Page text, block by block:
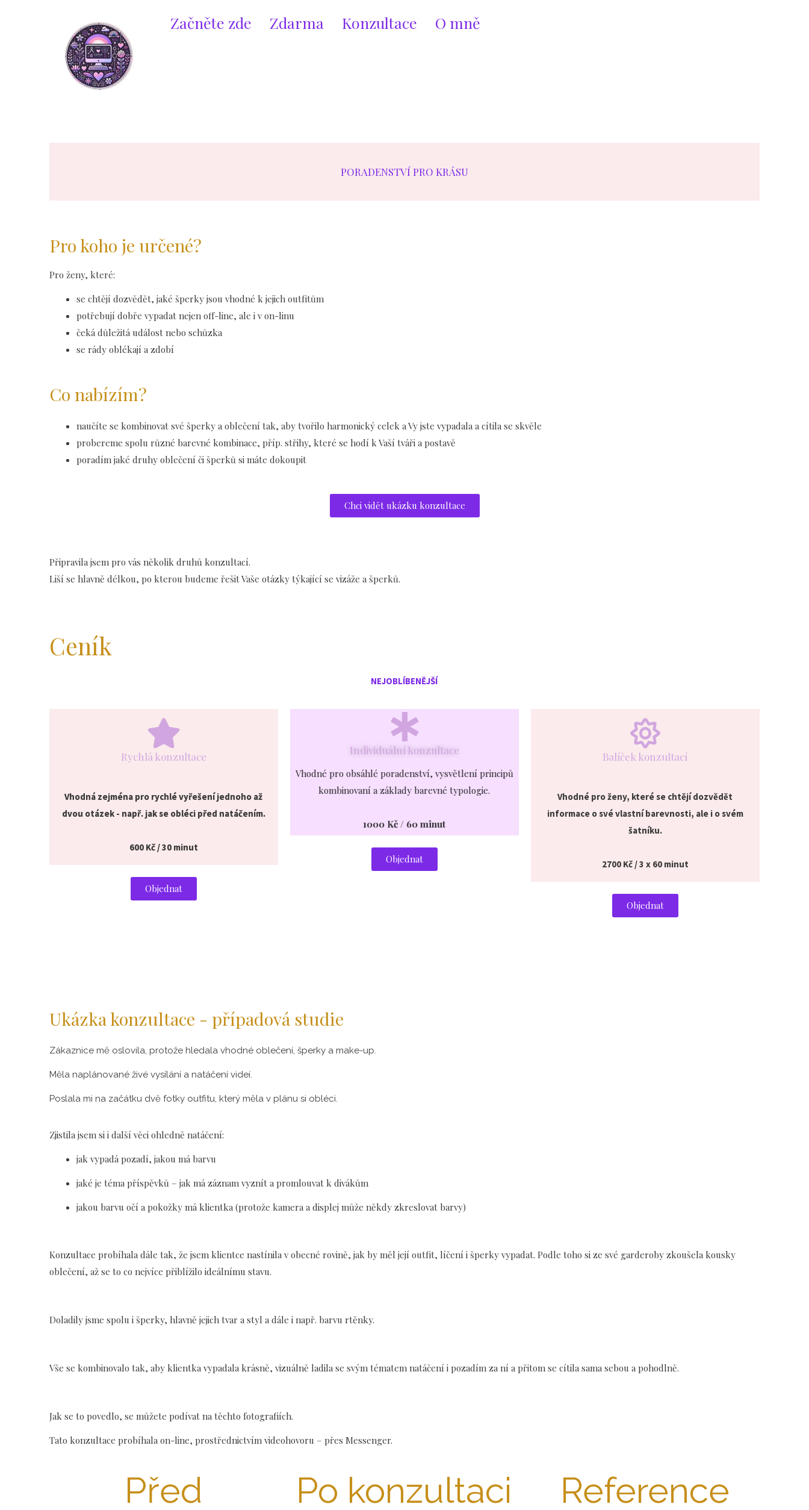
Začněte zde Zdarma Konzultace O mně
PORADENSTVÍ PRO KRÁSU
Pro koho je určené?
Pro ženy, které:
se chtějí dozvědět, jaké šperky jsou vhodné k jejich outfitům
potřebují dobře vypadat nejen off-line, ale i v on-linu
čeká důležitá událost nebo schůzka
se rády oblékají a zdobí
Co nabízím?
naučíte se kombinovat své šperky a oblečení tak, aby tvořilo harmonický celek a Vy jste vypadala a cítila se skvěle
probereme spolu různé barevné kombinace, příp. střihy, které se hodí k Vaší tváři a postavě
poradím jaké druhy oblečení či šperků si máte dokoupit
Chci vidět ukázku konzultace
Připravila jsem pro vás několik druhů konzultací.
Liší se hlavně délkou, po kterou budeme řešit Vaše otázky týkající se vizáže a šperků.
Ceník
NEJOBLÍBENĚJŠÍ
Rychlá konzultace
Vhodná zejména pro rychlé vyřešení jednoho až
dvou otázek - např. jak se obléci před natáčením.
600 Kč / 30 minut
Objednat
Individuální konzultace
Vhodné pro obsáhlé poradenství, vysvětlení principů
kombinovaní a základy barevné typologie.
1000 Kč / 60 minut
Objednat
Balíček konzultací
Vhodné pro ženy, které se chtějí dozvědět
informace o své vlastní barevnosti, ale i o svém
šatníku.
2700 Kč / 3 x 60 minut
Objednat
Ukázka konzultace - případová studie
Zákaznice mě oslovila, protože hledala vhodné oblečení, šperky a make-up.
Měla naplánované živé vysílání a natáčení videí.
Poslala mi na začátku dvě fotky outfitu, který měla v plánu si obléci.
Zjistila jsem si i další věci ohledně natáčení:
jak vypadá pozadí, jakou má barvu
jaké je téma příspěvků – jak má záznam vyznít a promlouvat k divákům
jakou barvu očí a pokožky má klientka (protože kamera a displej může někdy zkreslovat barvy)
Konzultace probíhala dále tak, že jsem klientce nastínila v obecné rovině, jak by měl její outfit, líčení i šperky vypadat. Podle toho si ze své garderoby zkoušela kousky
oblečení, až se to co nejvíce přiblížilo ideálnímu stavu.
Doladily jsme spolu i šperky, hlavně jejich tvar a styl a dále i např. barvu rtěnky.
Vše se kombinovalo tak, aby klientka vypadala krásně, vizuálně ladila se svým tématem natáčení i pozadím za ní a přitom se cítila sama sebou a pohodlně.
Jak se to povedlo, se můžete podívat na těchto fotografiích.
Tato konzultace probíhala on-line, prostřednictvím videohovoru – přes Messenger.
Před
Po konzultaci Reference